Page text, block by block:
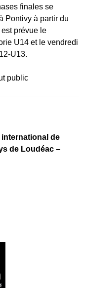
finales se
Pontivy à partir du
prévue le
U14 et le vendredi
U13.
public
de
de Loudéac –